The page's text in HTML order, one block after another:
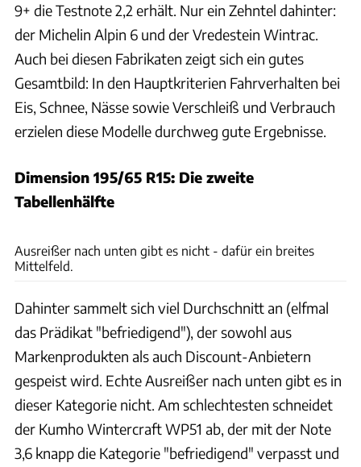
9+ die Testnote 2,2 erhält. Nur ein Zehntel dahinter:
der Michelin Alpin 6 und der Vredestein Wintrac.
Auch bei diesen Fabrikaten zeigt sich ein gutes
Gesamtbild: In den Hauptkriterien Fahrverhalten bei
Eis, Schnee, Nässe sowie Verschleiß und Verbrauch
erzielen diese Modelle durchweg gute Ergebnisse.
Dimension 195/65 R15: Die zweite
Tabellenhälfte
Ausreißer nach unten gibt es nicht - dafür ein breites
Mittelfeld.
Dahinter sammelt sich viel Durchschnitt an (elfmal
das Prädikat "befriedigend"), der sowohl aus
Markenprodukten als auch Discount-Anbietern
gespeist wird. Echte Ausreißer nach unten gibt es in
dieser Kategorie nicht. Am schlechtesten schneidet
der Kumho Wintercraft WP51 ab, der mit der Note
3,6 knapp die Kategorie "befriedigend" verpasst und